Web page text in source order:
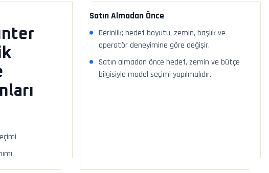
Satın Almadan Önce
Derinlik; hedef boyutu, zemin, başlık ve
operatör deneyimine göre değişir.
Satın almadan önce hedef, zemin ve bütçe
bilgisiyle model seçimi yapılmalıdır.